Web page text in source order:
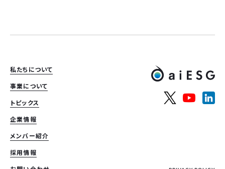
私たちについて
事業について
トピックス
企業情報
メンバー紹介
採用情報